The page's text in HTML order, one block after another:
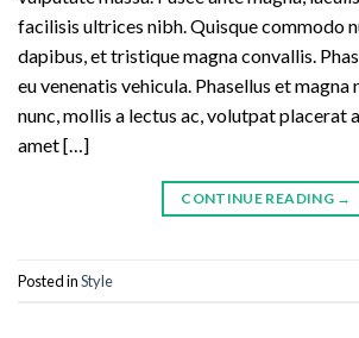
facilisis ultrices nibh. Quisque commodo
dapibus, et tristique magna convallis.
eu venenatis vehicula. Phasellus et magna
nunc, mollis a lectus ac, volutpat placerat
amet […]
CONTINUE READING →
Posted inStyle